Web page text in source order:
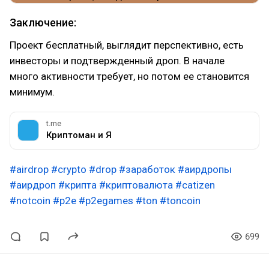
Заключение:
Проект бесплатный, выглядит перспективно, есть
инвесторы и подтвержденный дроп. В начале
много активности требует, но потом ее становится
минимум.
t.me
Криптоман и Я
#airdrop #crypto #drop #заработок #аирдропы
#аирдроп #крипта #криптовалюта #catizen
#notcoin #p2e #p2egames #ton #toncoin
699